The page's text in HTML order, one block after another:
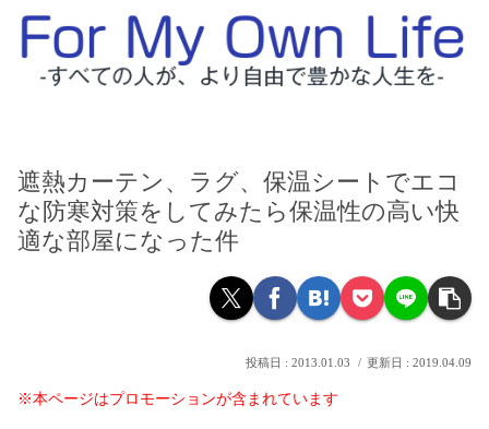
遮熱カーテン、ラグ、保温シートでエコ
な防寒対策をしてみたら保温性の高い快
適な部屋になった件
2013.01.03 2019.04.09
※本ページはプロモーションが含まれています